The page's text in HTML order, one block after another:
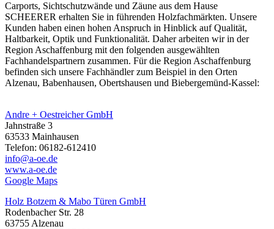
Carports, Sichtschutzwände und Zäune aus dem Hause
SCHEERER erhalten Sie in führenden Holzfachmärkten. Unsere
Kunden haben einen hohen Anspruch in Hinblick auf Qualität,
Haltbarkeit, Optik und Funktionalität. Daher arbeiten wir in der
Region Aschaffenburg mit den folgenden ausgewählten
Fachhandelspartnern zusammen. Für die Region Aschaffenburg
befinden sich unsere Fachhändler zum Beispiel in den Orten
Alzenau, Babenhausen, Obertshausen und Biebergemünd-Kassel:
Andre + Oestreicher GmbH
Jahnstraße 3
63533 Mainhausen
Telefon: 06182-612410
info@a-oe.de
www.a-oe.de
Google Maps
Holz Botzem & Mabo Türen GmbH
Rodenbacher Str. 28
63755 Alzenau